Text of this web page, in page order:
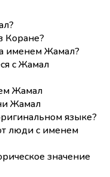
Коране?
именем Жамал?
с Жамал
Жамал
Жамал
языке?
люди с именем
значение